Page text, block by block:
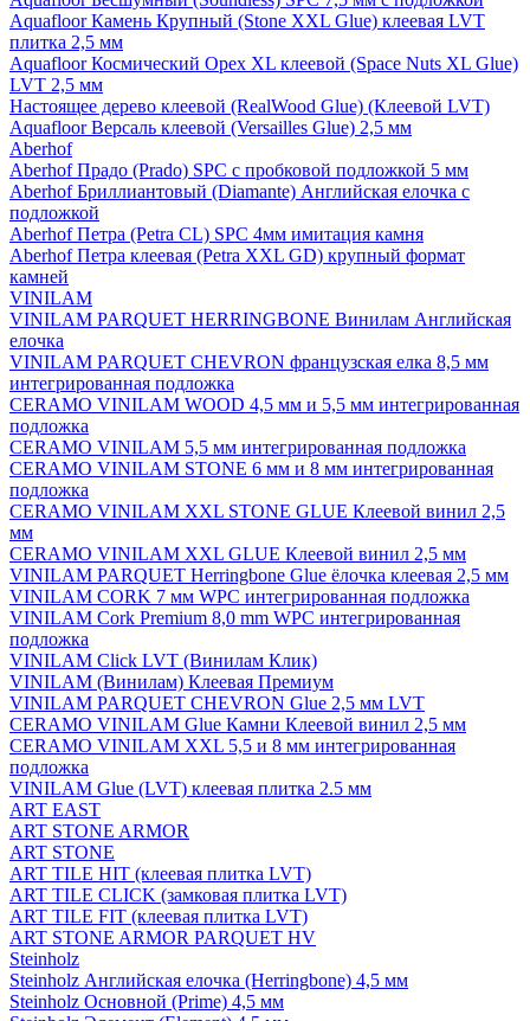
Aquafloor Камень Крупный (Stone XXL Glue) клеевая LVT
плитка 2,5 мм
Aquafloor Космический Орех XL клеевой (Space Nuts XL Glue)
LVT 2,5 мм
Настоящее дерево клеевой (RealWood Glue) (Клеевой LVT)
Aquafloor Версаль клеевой (Versailles Glue) 2,5 мм
Aberhof
Aberhof Прадо (Prado) SPC с пробковой подложкой 5 мм
Aberhof Бриллиантовый (Diamante) Английская елочка с
подложкой
Aberhof Петра (Petra CL) SPC 4мм имитация камня
Aberhof Петра клеевая (Petra XXL GD) крупный формат
камней
VINILAM
VINILAM PARQUET HERRINGBONE Винилам Английская
елочка
VINILAM PARQUET CHEVRON французская елка 8,5 мм
интегрированная подложка
CERAMO VINILAM WOOD 4,5 мм и 5,5 мм интегрированная
подложка
CERAMO VINILAM 5,5 мм интегрированная подложка
CERAMO VINILAM STONE 6 мм и 8 мм интегрированная
подложка
CERAMO VINILAM XXL STONE GLUE Клеевой винил 2,5
мм
CERAMO VINILAM XXL GLUE Клеевой винил 2,5 мм
VINILAM PARQUET Herringbone Glue ёлочка клеевая 2,5 мм
VINILAM CORK 7 мм WPC интегрированная подложка
VINILAM Cork Premium 8,0 mm WPC интегрированная
подложка
VINILAM Click LVT (Винилам Клик)
VINILAM (Винилам) Клеевая Премиум
VINILAM PARQUET CHEVRON Glue 2,5 мм LVT
CERAMO VINILAM Glue Камни Клеевой винил 2,5 мм
CERAMO VINILAM XXL 5,5 и 8 мм интегрированная
подложка
VINILAM Glue (LVT) клеевая плитка 2.5 мм
ART EAST
ART STONE ARMOR
ART STONE
ART TILE HIT (клеевая плитка LVT)
ART TILE CLICK (замковая плитка LVT)
ART TILE FIT (клеевая плитка LVT)
ART STONE ARMOR PARQUET HV
Steinholz
Steinholz Английская елочка (Herringbone) 4,5 мм
Steinholz Основной (Prime) 4,5 мм